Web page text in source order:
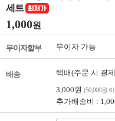
세트
1,000원
무이자할부 무이자 가능
배송 택배(주문 시 결
3,000원 (50,000원
추가배송비 :